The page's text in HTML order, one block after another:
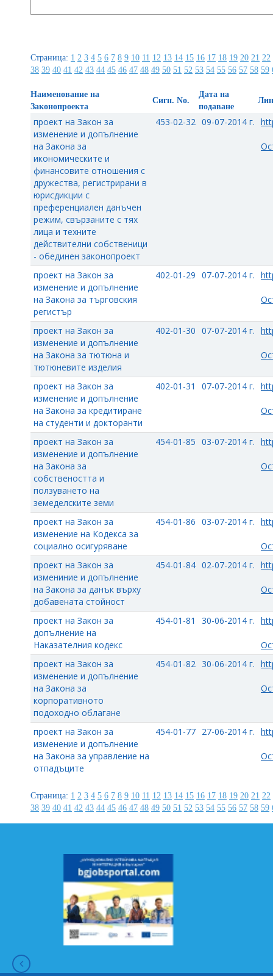
Страница: 1 2 3 4 5 6 7 8 9 10 11 12 13 14 15 16 17 18 19 20 21 22
38 39 40 41 42 43 44 45 46 47 48 49 50 51 52 53 54 55 56 57 58 59
Наименование на
Законопроекта
Сигн. No.
Дата на
подаване
проект на Закон за
изменение и допълнение
на Закона за
икономическите и
финансовите отношения с
дружества, регистрирани в
юрисдикции с
преференциален данъчен
режим, свързаните с тях
лица и техните
действителни собственици
- обединен законопроект
453-02-32 09-07-2014 г.
проект на Закон за
изменение и допълнение
на Закона за търговския
регистър
402-01-29 07-07-2014 г.
проект на Закон за
изменение и допълнение
на Закона за тютюна и
тютюневите изделия
402-01-30 07-07-2014 г.
проект на Закон за
изменение и допълнение
на Закона за кредитиране
на студенти и докторанти
402-01-31 07-07-2014 г.
проект на Закон за
изменение и допълнение
на Закона за
собствеността и
ползуването на
земеделските земи
454-01-85 03-07-2014 г.
проект на Закон за
изменение на Кодекса за
социално осигуряване
454-01-86 03-07-2014 г.
проект на Закон за
измениние и допълнение
на Закона за данък върху
добавената стойност
454-01-84 02-07-2014 г.
проект на Закон за
допълнение на
Наказателния кодекс
454-01-81 30-06-2014 г.
проект на Закон за
изменение и допълнение
на Закона за
корпоративното
подоходно облагане
454-01-82 30-06-2014 г.
проект на Закон за
изменение и допълнение
на Закона за управление на
отпадъците
454-01-77 27-06-2014 г.
Страница: 1 2 3 4 5 6 7 8 9 10 11 12 13 14 15 16 17 18 19 20 21 22
38 39 40 41 42 43 44 45 46 47 48 49 50 51 52 53 54 55 56 57 58 59